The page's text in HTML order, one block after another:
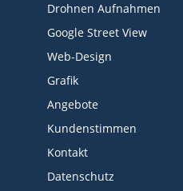
Drohnen Aufnahmen
Google Street View
Web-Design
Grafik
Angebote
Kundenstimmen
Kontakt
Datenschutz